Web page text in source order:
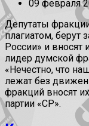
09 февраля
Депутаты
плагиатом, берут
России» и вносят
лидер думской
«Нечестно, что
лежат без
фракций вносят
партии «СР».